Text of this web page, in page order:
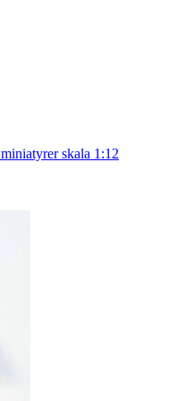
skala 1:12